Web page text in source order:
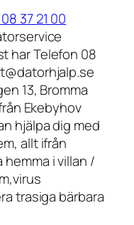
37 21 00
har Telefon 08
13, Bromma
Ekebyhov
hjälpa dig med
allt ifrån
i villan /
trasiga bärbara